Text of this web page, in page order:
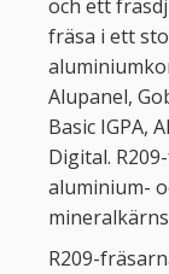
och ett
fräsa i ett
Alupanel,
Basic IGPA,
Digital.
aluminium-
R209-